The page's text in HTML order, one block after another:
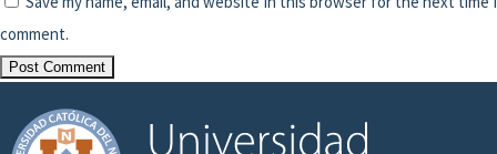
comment.